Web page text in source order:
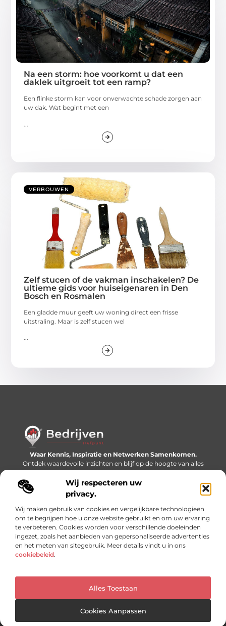
Wij respecteren uw
privacy.
Wij maken gebruik van cookies en vergelijkbare technologieën
om te begrijpen hoe u onze website gebruikt en om uw ervaring
te verbeteren. Cookies worden voor verschillende doeleinden
ingezet, zoals het aanbieden van gepersonaliseerde advertenties
en het meten van sitegebruik. Meer details vindt u in ons
cookiebeleid.
Alles Toestaan
Cookies Aanpassen
Na een storm: hoe voorkomt u dat een
daklek uitgroeit tot een ramp?
Een flinke storm kan voor onverwachte schade zorgen aan
uw dak. Wat begint met een
VERBOUWEN
Zelf stucen of de vakman inschakelen? De
ultieme gids voor huiseigenaren in Den
Bosch en Rosmalen
Een gladde muur geeft uw woning direct een frisse
uitstraling. Maar is zelf stucen wel
Waar Kennis, Inspiratie en Netwerken Samenkomen.
Ontdek waardevolle inzichten en blijf op de hoogte van alles
wat er speelt in de wereld.
Bericht categorie
Onze informatie
@2025 www.bedrijventrefpunt.nl. All Right Reserved.